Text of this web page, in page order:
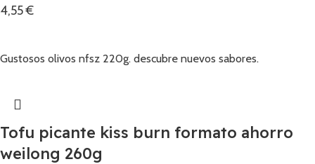
4,55€
Gustosos olivos nfsz 220g. descubre nuevos sabores.
Tofu picante kiss burn formato ahorro
weilong 260g